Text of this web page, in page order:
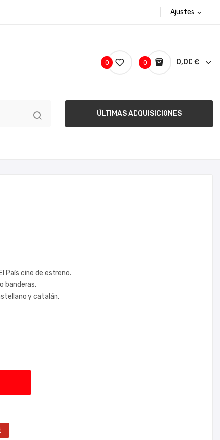
Ajustes expand_more
0 0,00 €
0
ÚLTIMAS ADQUISICIONES
País cine de estreno.
banderas.
y catalán.